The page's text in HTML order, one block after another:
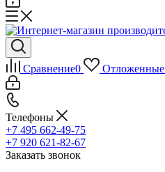
Сравнение0 Отложенные
Телефоны
+7 495 662-49-75
+7 920 621-82-67
Заказать звонок